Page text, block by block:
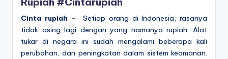
Cinta rupiah –
Setiap orang di Indonesia, rasanya
tidak asing lagi dengan yang namanya rupiah. Alat
tukar di negara ini sudah mengalami beberapa kali
perubahan, dan peningkatan dalam sistem keamanan.